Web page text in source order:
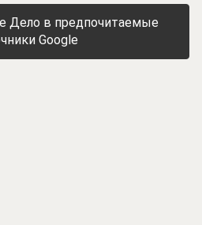
Дело в предпочитаемые
Google